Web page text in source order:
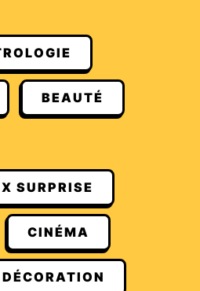
BEAUTÉ
SURPRISE
CINÉMA
DÉCORATION